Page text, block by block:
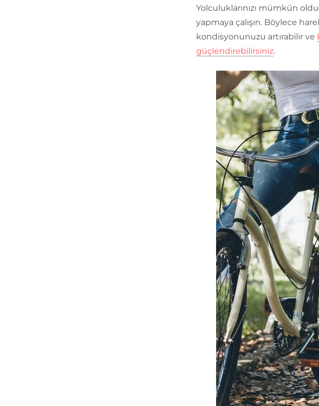
Yolculuklarınızı mümkün
yapmaya çalışın. Böylece
kondisyonunuzu artırabilir ve
güçlendirebilirsiniz.